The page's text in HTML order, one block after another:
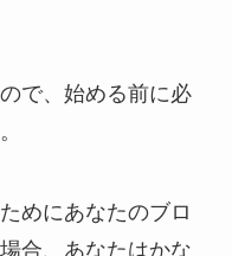
で、始める前に必
めにあなたのブロ
合、あなたはかな